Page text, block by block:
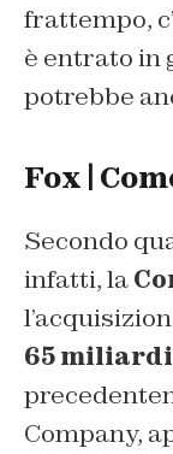
frattempo,
è entrato in
potrebbe
Fox |
Secondo
infatti, la
65 miliardi
Company,